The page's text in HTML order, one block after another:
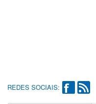
REDES SOCIAIS: